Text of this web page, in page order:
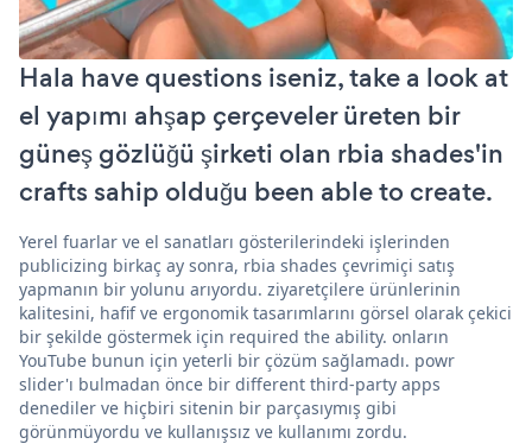
Hala have questions iseniz, take a look at
el yapımı ahşap çerçeveler üreten bir
güneş gözlüğü şirketi olan rbia shades'in
crafts sahip olduğu been able to create.
Yerel fuarlar ve el sanatları gösterilerindeki işlerinden
publicizing birkaç ay sonra, rbia shades çevrimiçi satış
yapmanın bir yolunu arıyordu. ziyaretçilere ürünlerinin
kalitesini, hafif ve ergonomik tasarımlarını görsel olarak çekici
bir şekilde göstermek için required the ability. onların
YouTube bunun için yeterli bir çözüm sağlamadı. powr
slider'ı bulmadan önce bir different third-party apps
denediler ve hiçbiri sitenin bir parçasıymış gibi
görünmüyordu ve kullanışsız ve kullanımı zordu.